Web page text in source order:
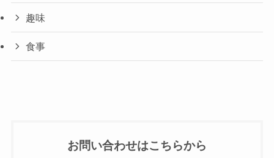
趣味
食事
お問い合わせはこちらから